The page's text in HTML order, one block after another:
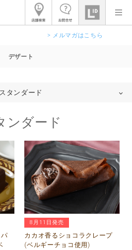
> メルマガはこちら
デザート
スタンダード
ンダード
8月11日発売
カカオ香るショコラクレープ
(ベルギーチョコ使用)